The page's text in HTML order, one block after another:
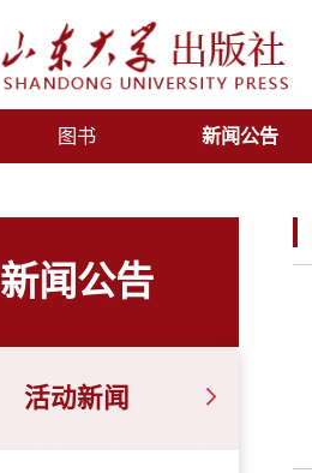
图书 新闻公告
新闻公告
活动新闻